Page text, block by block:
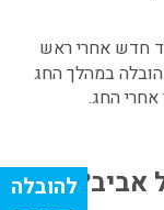
חדש אחרי ראש
הובלה במהלך החג
החג.